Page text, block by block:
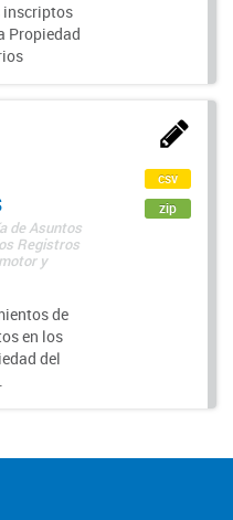
inscriptos
Propiedad
de Asuntos
Registros
y
de
en los
del
csv
zip